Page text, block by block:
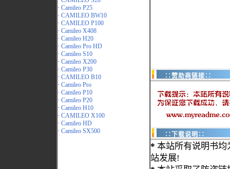
· Camileo P25
· CAMILEO BW10
· CAMILEO P100
· Camileo X408
· Camileo H20
· Camileo Pro HD
· Camileo S10
· Camileo X200
· Camileo P30
· CAMILEO B10
· Camileo Pro
· Camileo P10
· Camileo P20
· Camileo H10
· CAMILEO X100
· Camileo HD
· Camileo SX500
∷赞助商链接∷
∷下载说明∷
* 本站所有说明书均
站发展!